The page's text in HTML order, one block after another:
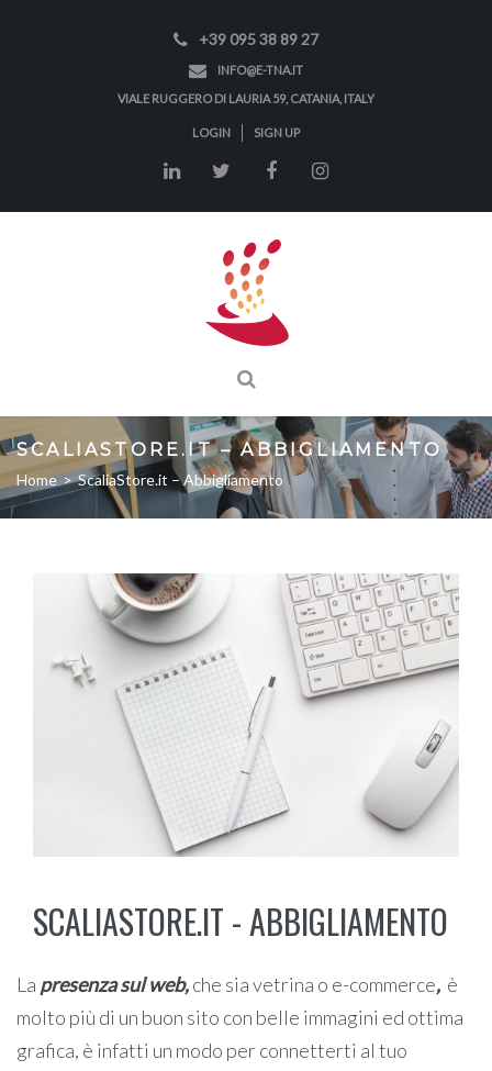
+39 095 38 89 27
INFO@E-TNA.IT
VIALE RUGGERO DI LAURIA 59, CATANIA, ITALY
LOGIN SIGN UP
SCALIASTORE.IT – ABBIGLIAMENTO
Home > ScaliaStore.it – Abbigliamento
SCALIASTORE.IT - ABBIGLIAMENTO
La presenza sul web,che sia vetrina o e-commerce, è
molto più di un buon sito con belle immagini ed ottima
grafica, è infatti un modo per connetterti al tuo